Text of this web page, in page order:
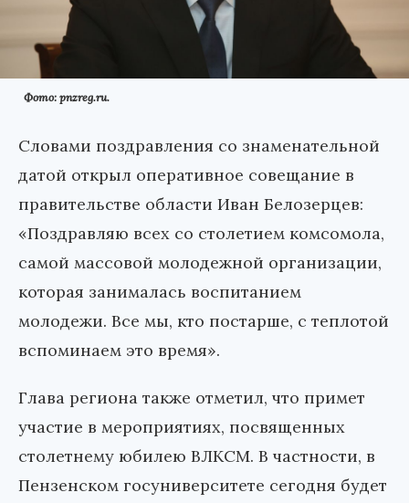
Фото: pnzreg.ru.
Словами поздравления со знаменательной
датой открыл оперативное совещание в
правительстве области Иван Белозерцев:
«Поздравляю всех со столетием комсомола,
самой массовой молодежной организации,
которая занималась воспитанием
молодежи. Все мы, кто постарше, с теплотой
вспоминаем это время».
Глава региона также отметил, что примет
участие в мероприятиях, посвященных
столетнему юбилею ВЛКСМ. В частности, в
Пензенском госуниверситете сегодня будет